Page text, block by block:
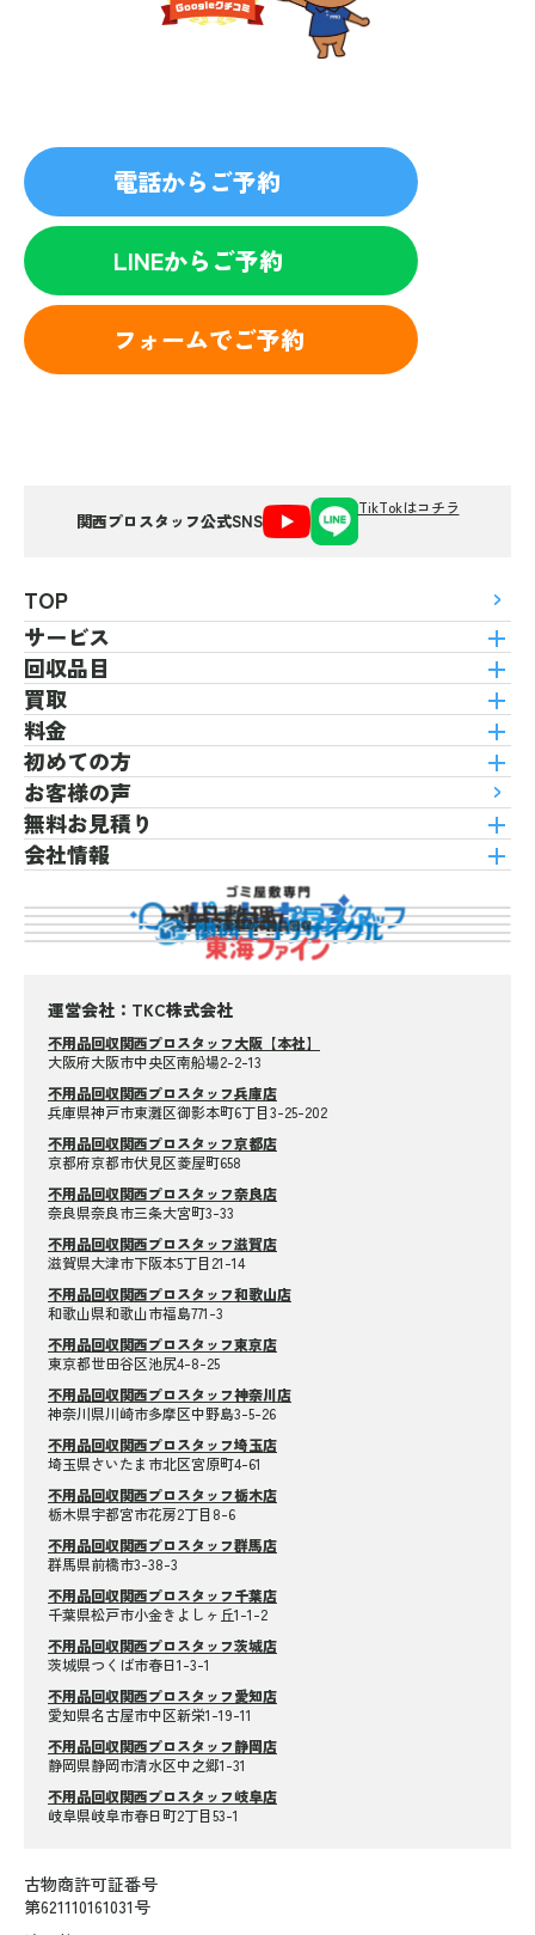
電話からご予約
LINEからご予約
フォームでご予約
関西プロスタッフ公式SNS
TikTokはコチラ
TOP
サービス
回収品目
買取
料金
初めての方
お客様の声
無料お見積り
会社情報
運営会社：TKC株式会社
不用品回収関西プロスタッフ大阪【本社】
大阪府大阪市中央区南船場2-2-13
不用品回収関西プロスタッフ兵庫店
兵庫県神戸市東灘区御影本町6丁目3-25-202
不用品回収関西プロスタッフ京都店
京都府京都市伏見区菱屋町658
不用品回収関西プロスタッフ奈良店
奈良県奈良市三条大宮町3-33
不用品回収関西プロスタッフ滋賀店
滋賀県大津市下阪本5丁目21-14
不用品回収関西プロスタッフ和歌山店
和歌山県和歌山市福島771-3
不用品回収関西プロスタッフ東京店
東京都世田谷区池尻4-8-25
不用品回収関西プロスタッフ神奈川店
神奈川県川崎市多摩区中野島3-5-26
不用品回収関西プロスタッフ埼玉店
埼玉県さいたま市北区宮原町4-61
不用品回収関西プロスタッフ栃木店
栃木県宇都宮市花房2丁目8-6
不用品回収関西プロスタッフ群馬店
群馬県前橋市3-38-3
不用品回収関西プロスタッフ千葉店
千葉県松戸市小金きよしヶ丘1-1-2
不用品回収関西プロスタッフ茨城店
茨城県つくば市春日1-3-1
不用品回収関西プロスタッフ愛知店
愛知県名古屋市中区新栄1-19-11
不用品回収関西プロスタッフ静岡店
静岡県静岡市清水区中之郷1-31
不用品回収関西プロスタッフ岐阜店
岐阜県岐阜市春日町2丁目53-1
古物商許可証番号
第621110161031号